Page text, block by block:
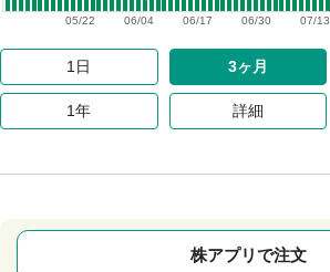
07/13
06/30
06/17
06/04
05/22
1日 3ヶ月
1年 詳細
株アプリで注文